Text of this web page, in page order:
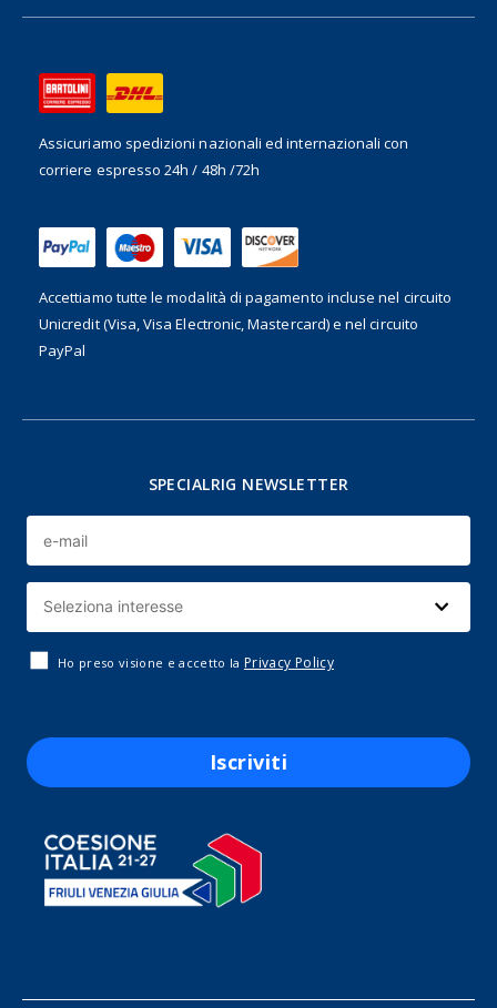
Assicuriamo spedizioni nazionali ed internazionalicon
corriere espresso 24h / 48h /72h
Accettiamo tutte le modalità di pagamento incluse nel circuito
Unicredit (Visa, Visa Electronic, Mastercard) e nel circuito
PayPal
SPECIALRIG NEWSLETTER
Ho preso visione e accetto la Privacy Policy
Iscriviti